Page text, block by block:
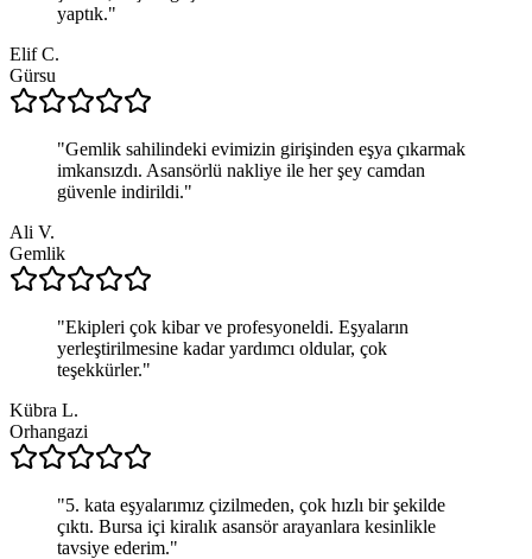
yaptık."
Elif C.
Gürsu
"Gemlik sahilindeki evimizin girişinden eşya çıkarmak
imkansızdı. Asansörlü nakliye ile her şey camdan
güvenle indirildi."
Ali V.
Gemlik
"Ekipleri çok kibar ve profesyoneldi. Eşyaların
yerleştirilmesine kadar yardımcı oldular, çok
teşekkürler."
Kübra L.
Orhangazi
"5. kata eşyalarımız çizilmeden, çok hızlı bir şekilde
çıktı. Bursa içi kiralık asansör arayanlara kesinlikle
tavsiye ederim."